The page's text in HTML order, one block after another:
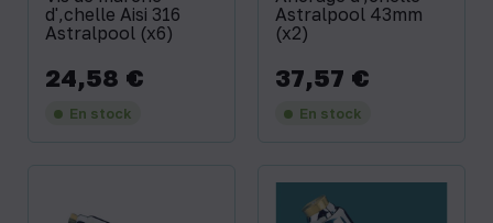
d'‚chelle Aisi 316
Astralpool (x6)
Prix
24,58 €
En stock
Astralpool 43mm
(x2)
Prix
37,57 €
En stock